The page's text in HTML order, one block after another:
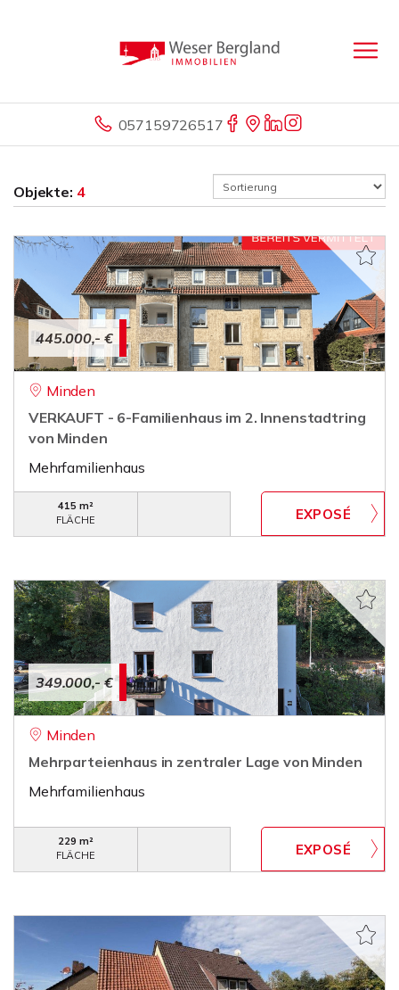
057159726517
Objekte: 4
445.000,- €
Minden
VERKAUFT - 6-Familienhaus im 2. Innenstadtring
von Minden
Mehrfamilienhaus
415 m²
FLÄCHE
349.000,- €
Minden
Mehrparteienhaus in zentraler Lage von Minden
Mehrfamilienhaus
229 m²
FLÄCHE